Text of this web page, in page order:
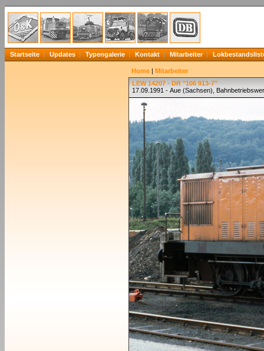
Startseite Updates Typengalerie Kontakt Mitarbeiter
Home | Mitarbeiter
LEW 14207 - DR "106 913-7"
17.09.1991 - Aue (Sachsen),